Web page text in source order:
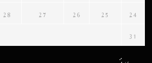
24
25
26
27
28
31